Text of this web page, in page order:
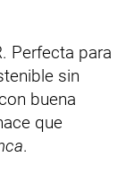
Perfecta para
sin
buena
que
.